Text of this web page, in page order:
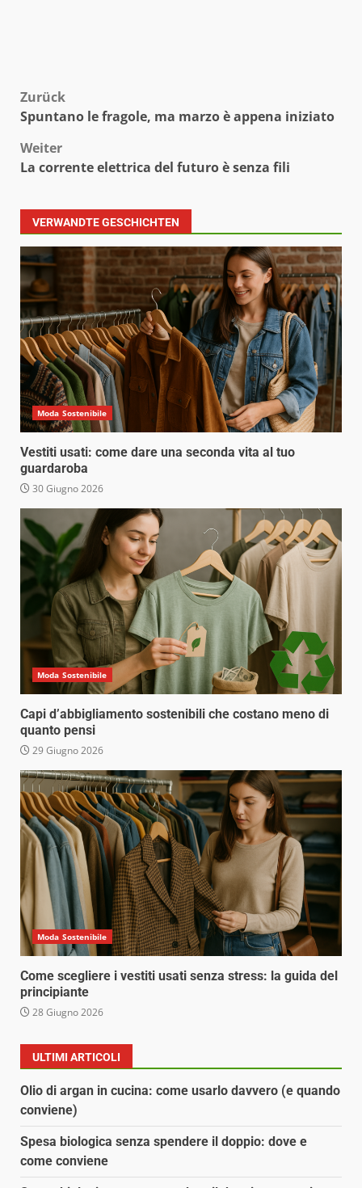
Beitragsnavigation
Zurück
Spuntano le fragole, ma marzo è appena iniziato
Weiter
La corrente elettrica del futuro è senza fili
VERWANDTE GESCHICHTEN
Moda Sostenibile
Vestiti usati: come dare una seconda vita al tuo
guardaroba
30 Giugno 2026
Moda Sostenibile
Capi d’abbigliamento sostenibili che costano meno di
quanto pensi
29 Giugno 2026
Moda Sostenibile
Come scegliere i vestiti usati senza stress: la guida del
principiante
28 Giugno 2026
ULTIMI ARTICOLI
Olio di argan in cucina: come usarlo davvero (e quando
conviene)
Spesa biologica senza spendere il doppio: dove e
come conviene